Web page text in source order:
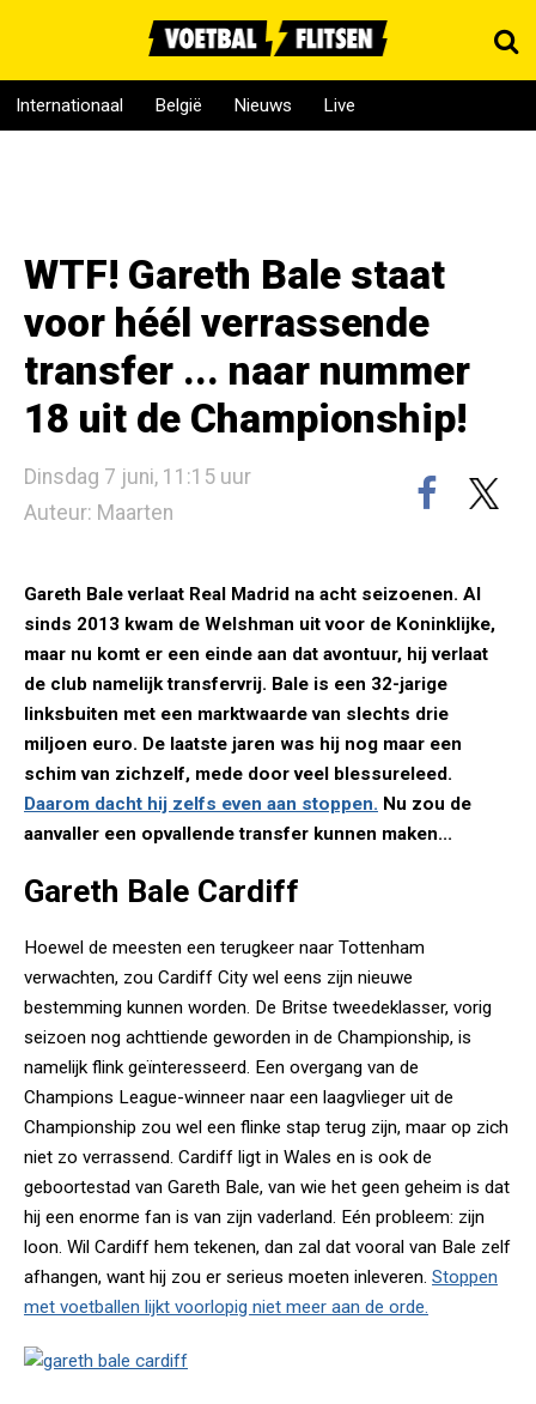
Internationaal België Nieuws Live
WTF! Gareth Bale staat
voor héél verrassende
transfer ... naar nummer
18 uit de Championship!
Dinsdag 7 juni, 11:15 uur
Auteur: Maarten
Gareth Bale verlaat Real Madrid na acht seizoenen. Al
sinds 2013 kwam de Welshman uit voor de Koninklijke,
maar nu komt er een einde aan dat avontuur, hij verlaat
de club namelijk transfervrij. Bale is een 32-jarige
linksbuiten met een marktwaarde van slechts drie
miljoen euro. De laatste jaren was hij nog maar een
schim van zichzelf, mede door veel blessureleed.
Daarom dacht hij zelfs even aan stoppen. Nu zou de
aanvaller een opvallende transfer kunnen maken...
Gareth Bale Cardiff
Hoewel de meesten een terugkeer naar Tottenham
verwachten, zou Cardiff City wel eens zijn nieuwe
bestemming kunnen worden. De Britse tweedeklasser, vorig
seizoen nog achttiende geworden in de Championship, is
namelijk flink geïnteresseerd. Een overgang van de
Champions League-winneer naar een laagvlieger uit de
Championship zou wel een flinke stap terug zijn, maar op zich
niet zo verrassend. Cardiff ligt in Wales en is ook de
geboortestad van Gareth Bale, van wie het geen geheim is dat
hij een enorme fan is van zijn vaderland. Eén probleem: zijn
loon. Wil Cardiff hem tekenen, dan zal dat vooral van Bale zelf
afhangen, want hij zou er serieus moeten inleveren. Stoppen
met voetballen lijkt voorlopig niet meer aan de orde.